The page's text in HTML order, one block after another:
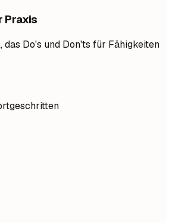
Praxis
Do's und Don'ts für Fähigkeiten